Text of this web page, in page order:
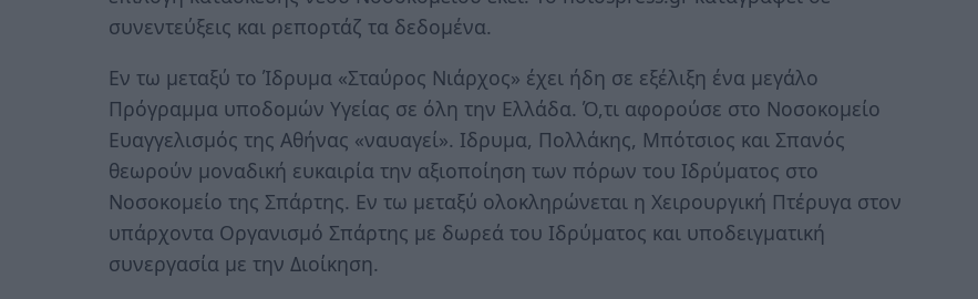
συνεντεύξεις και ρεπορτάζ τα δεδομένα.
Εν τω μεταξύ το Ίδρυμα «Σταύρος Νιάρχος» έχει ήδη σε εξέλιξη ένα μεγάλο
Πρόγραμμα υποδομών Υγείας σε όλη την Ελλάδα. Ό,τι αφορούσε στο Νοσοκομείο
Ευαγγελισμός της Αθήνας «ναυαγεί». Ιδρυμα, Πολλάκης, Μπότσιος και Σπανός
θεωρούν μοναδική ευκαιρία την αξιοποίηση των πόρων του Ιδρύματος στο
Νοσοκομείο της Σπάρτης. Εν τω μεταξύ ολοκληρώνεται η Χειρουργική Πτέρυγα στον
υπάρχοντα Οργανισμό Σπάρτης με δωρεά του Ιδρύματος και υποδειγματική
συνεργασία με την Διοίκηση.